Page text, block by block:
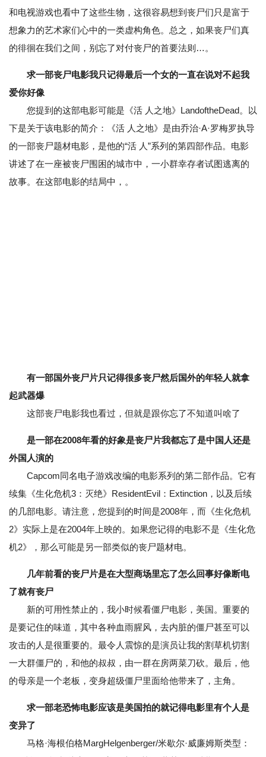
和电视游戏也看中了这些生物，这很容易想到丧尸们只是富于
想象力的艺术家们心中的一类虚构角色。总之，如果丧尸们真
的徘徊在我们之间，别忘了对付丧尸的首要法则…。
求一部丧尸电影我只记得最后一个女的一直在说对不起我
爱你好像
您提到的这部电影可能是《活 人之地》LandoftheDead。以
下是关于该电影的简介：《活 人之地》是由乔治·A·罗梅罗执导
的一部丧尸题材电影，是他的“活 人”系列的第四部作品。电影
讲述了在一座被丧尸围困的城市中，一小群幸存者试图逃离的
故事。在这部电影的结局中，。
有一部国外丧尸片只记得很多丧尸然后国外的年轻人就拿
起武器爆
这部丧尸电影我也看过，但就是跟你忘了不知道叫啥了
是一部在2008年看的好象是丧尸片我都忘了是中国人还是
外国人演的
Capcom同名电子游戏改编的电影系列的第二部作品。它有
续集《生化危机3：灭绝》ResidentEvil：Extinction，以及后续
的几部电影。请注意，您提到的时间是2008年，而《生化危机
2》实际上是在2004年上映的。如果您记得的电影不是《生化危
机2》，那么可能是另一部类似的丧尸题材电。
几年前看的丧尸片是在大型商场里忘了怎么回事好像断电
了就有丧尸
新的可用性禁止的，我小时候看僵尸电影，美国。重要的
是要记住的味道，其中各种血雨腥风，去内脏的僵尸甚至可以
攻击的人是很重要的。最令人震惊的是演员让我的割草机切割
一大群僵尸的，和他的叔叔，由一群在房两菜刀砍。最后，他
的母亲是一个老板，变身超级僵尸里面给他带来了，主角。
求一部老恐怖电影应该是美国拍的就记得电影里有个人是
变异了
马格·海根伯格MargHelgenberger/米歇尔·威廉姆斯类型：